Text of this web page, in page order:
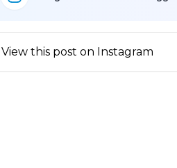
View this post on Instagram